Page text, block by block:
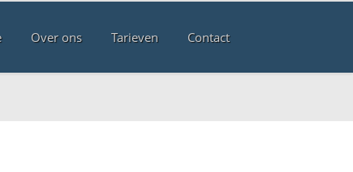
Over ons Tarieven Contact